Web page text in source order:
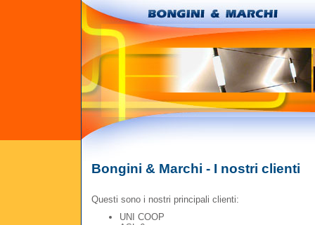
Bongini & Marchi - I nostri clienti
Questi sono i nostri principali clienti:
UNI COOP